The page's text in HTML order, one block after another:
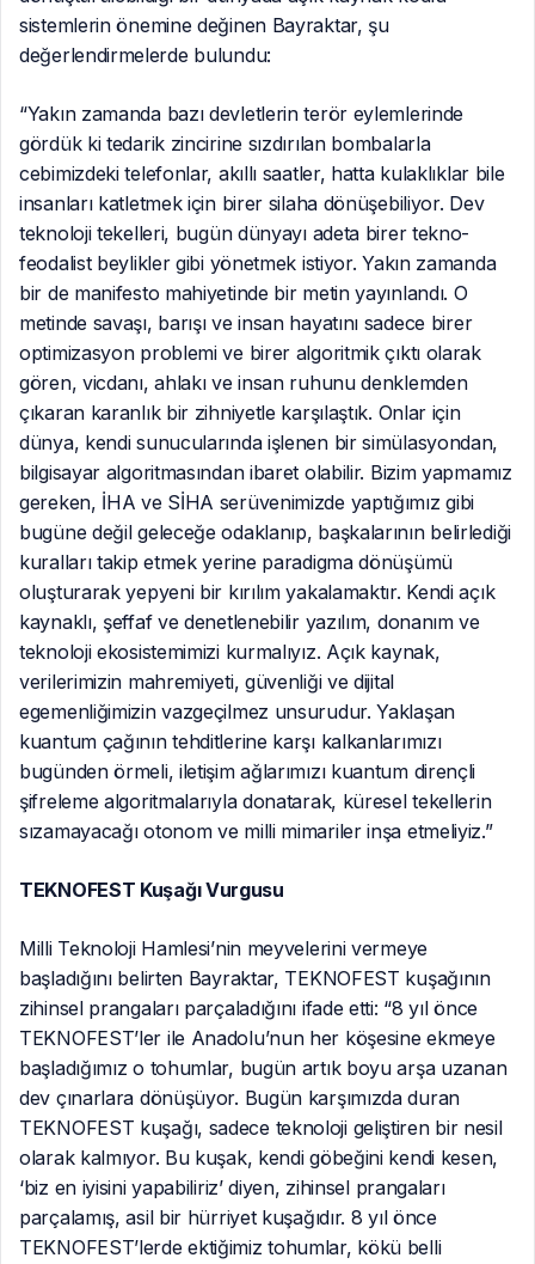
sistemlerin önemine değinen Bayraktar, şu
değerlendirmelerde bulundu:
“Yakın zamanda bazı devletlerin terör eylemlerinde
gördük ki tedarik zincirine sızdırılan bombalarla
cebimizdeki telefonlar, akıllı saatler, hatta kulaklıklar bile
insanları katletmek için birer silaha dönüşebiliyor. Dev
teknoloji tekelleri, bugün dünyayı adeta birer tekno-
feodalist beylikler gibi yönetmek istiyor. Yakın zamanda
bir de manifesto mahiyetinde bir metin yayınlandı. O
metinde savaşı, barışı ve insan hayatını sadece birer
optimizasyon problemi ve birer algoritmik çıktı olarak
gören, vicdanı, ahlakı ve insan ruhunu denklemden
çıkaran karanlık bir zihniyetle karşılaştık. Onlar için
dünya, kendi sunucularında işlenen bir simülasyondan,
bilgisayar algoritmasından ibaret olabilir. Bizim yapmamız
gereken, İHA ve SİHA serüvenimizde yaptığımız gibi
bugüne değil geleceğe odaklanıp, başkalarının belirlediği
kuralları takip etmek yerine paradigma dönüşümü
oluşturarak yepyeni bir kırılım yakalamaktır. Kendi açık
kaynaklı, şeffaf ve denetlenebilir yazılım, donanım ve
teknoloji ekosistemimizi kurmalıyız. Açık kaynak,
verilerimizin mahremiyeti, güvenliği ve dijital
egemenliğimizin vazgeçilmez unsurudur. Yaklaşan
kuantum çağının tehditlerine karşı kalkanlarımızı
bugünden örmeli, iletişim ağlarımızı kuantum dirençli
şifreleme algoritmalarıyla donatarak, küresel tekellerin
sızamayacağı otonom ve milli mimariler inşa etmeliyiz.”
TEKNOFEST Kuşağı Vurgusu
Milli Teknoloji Hamlesi’nin meyvelerini vermeye
başladığını belirten Bayraktar, TEKNOFEST kuşağının
zihinsel prangaları parçaladığını ifade etti: “8 yıl önce
TEKNOFEST’ler ile Anadolu’nun her köşesine ekmeye
başladığımız o tohumlar, bugün artık boyu arşa uzanan
dev çınarlara dönüşüyor. Bugün karşımızda duran
TEKNOFEST kuşağı, sadece teknoloji geliştiren bir nesil
olarak kalmıyor. Bu kuşak, kendi göbeğini kendi kesen,
‘biz en iyisini yapabiliriz’ diyen, zihinsel prangaları
parçalamış, asil bir hürriyet kuşağıdır. 8 yıl önce
TEKNOFEST’lerde ektiğimiz tohumlar, kökü belli